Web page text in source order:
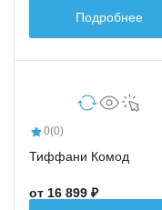
Подробнее
0(0)
Тиффани Комод
от 16 899 ₽